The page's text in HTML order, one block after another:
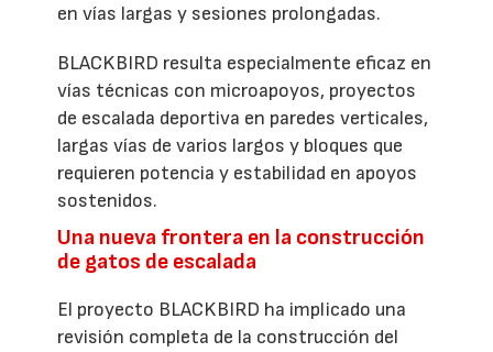
en vías largas y sesiones prolongadas.
BLACKBIRD resulta especialmente eficaz en
vías técnicas con microapoyos, proyectos
de escalada deportiva en paredes verticales,
largas vías de varios largos y bloques que
requieren potencia y estabilidad en apoyos
sostenidos.
Una nueva frontera en la construcción
de gatos de escalada
El proyecto BLACKBIRD ha implicado una
revisión completa de la construcción del